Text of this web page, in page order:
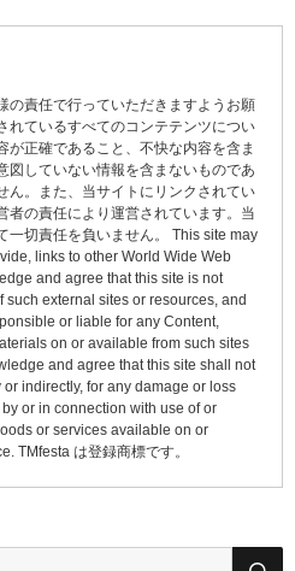
の責任で行っていただきますようお願
れているすべてのコンテテンツについ
が正確であること、不快な内容を含ま
図していない情報を含まないものであ
ん。また、当サイトにリンクされてい
者の責任により運営されています。当
一切責任を負いません。 This site may
links to other World Wide Web
and agree that this site is not
external sites or resources, and
or liable for any Content,
on or available from such sites
and agree that this site shall not
indirectly, for any damage or loss
or in connection with use of or
or services available on or
TMfesta は登録商標です。